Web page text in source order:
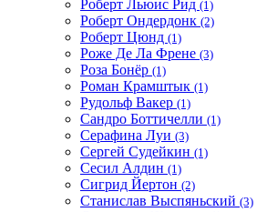
Роберт Льюис Рид (1)
Роберт Ондердонк (2)
Роберт Цюнд (1)
Роже Де Ла Френе (3)
Роза Бонёр (1)
Роман Крамштык (1)
Рудольф Вакер (1)
Сандро Боттичелли (1)
Серафина Луи (3)
Сергей Судейкин (1)
Сесил Алдин (1)
Сигрид Йертон (2)
Станислав Выспяньский (3)